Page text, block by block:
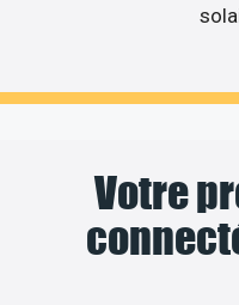
Votre